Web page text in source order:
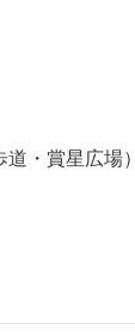
道・賞星広